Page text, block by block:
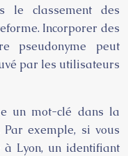
le classement des
Incorporer des
pseudonyme peut
par les utilisateurs
un mot-clé dans la
Par exemple, si vous
Lyon, un identifiant